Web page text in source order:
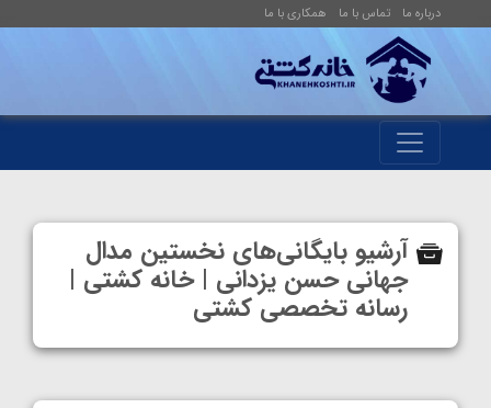
درباره ما تماس با ما همکاری با ما
آرشیو بایگانی‌های نخستین مدال
جهانی حسن یزدانی | خانه کشتی |
رسانه تخصصی کشتی